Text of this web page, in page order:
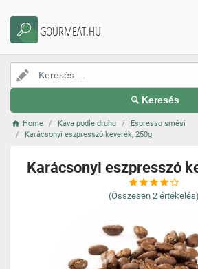
GOURMEAT.HU
Keresés
Home Káva podle druhu
Espresso směsi
Karácsonyi eszpresszó keverék, 250g
Karácsonyi eszpresszó
(Összesen 2 értékelés)